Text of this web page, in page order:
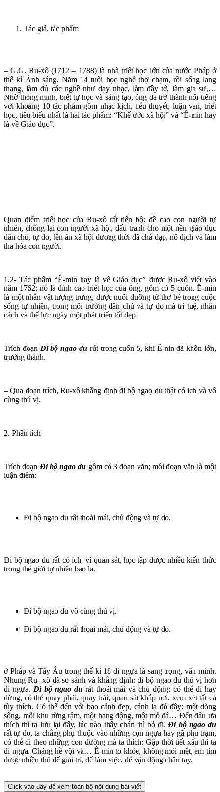
Tác giả, tác phẩm
– G.G. Ru-xô (1712 – 1788) là nhà triết học lớn của nước Pháp ở
thế kỉ Ánh sáng. Năm 14 tuổi học nghề thợ chạm, rồi sống lang
thang, làm đủ các nghề như dạy nhạc, làm đầy tớ, làm gia sư,…
Nhờ thông minh, biết tự học và sáng tạo, ông đã trở thành nổi tiếng
với khoảng 10 tác phẩm gồm nhạc kịch, tiểu thuyết, luận van, triết
học, tiêu biểu nhất là hai tác phẩm: “Khế ước xã hội” và “Ề-min hay
là về Giáo dục”.
Quan điểm triết học của Ru-xô rất tiến bộ: đề cao con người tự
nhiên, chống lại con người xã hội, đấu tranh cho một nền giáo dục
dân chủ, tự do, lên án xã hội đương thời đã chà đạp, nô dịch và làm
tha hóa con người.
1.2- Tác phẩm “Ê-min hay là vê Giáo dục” được Ru-xô viết vào
năm 1762: nó là đỉnh cao triết học của ông, gồm có 5 cuốn. Ê-min
là một nhân vật tượng trưng, được nuôi dưỡng từ thơ bé trong cuộc
sống tự nhiên, trong môi trường dân chủ và tự do mà trí tuệ, nhân
cách và thể lực ngày một phát triển tốt đẹp.
Trích đoạn Đi bộ ngao durút trong cuốn 5, khi Ê-nin đã khôn lớn,
trưởng thành.
– Qua đoạn trích, Ru-xô khẳng định đi bộ ngaọ du thật có ich và vô
cùng thú vị.
2. Phân tích
Trích đoạn Đi bộ ngao du gồm có 3 đoạn văn; mỗi đoạn văn là một
luận điểm:
Đi bộ ngao du rất thoải mái, chủ động và tự do.
Đi bộ ngao du rất có ích, vì quan sát, học tập được nhiều kiến thức
trong thế giới tự nhiên bao la.
Đi bộ ngao du vô cùng thú vị.
Đi bộ ngao du rất thoải mái, chủ động và tự do.
ở Pháp và Tây Âu trong thế kỉ 18 đi ngựa là sang trọng, văn minh.
Nhung Ru- xô đã so sánh và khẳng định: đi bộ ngao du thú vị hơn
đi ngựa. Đi bộ ngao durất thoải mái và chủ động: có thể đi hay
dừng, có thể quay phải, quay trái, quan sát khắp nơi. xem xét tất cả
tùy thích. Có thế đến với bao cảnh đẹp, cảnh lạ đó đây: một dòng
sông, mỗi khu rừng rậm, một hang động, một mỏ đá… Đến đâu ưa
thích thì ta lưu lại đấy, lúc nào thấy chán thì bỏ đi.Đi bộ ngao du
rất tự do, ta chẳng phụ thuộc vào những cọn ngựa hay gã phu trạm,
có thể đi theo những con đường mà ta thích: Gặp thời tiết xấu thì ta
đi ngựa. Chảng hề vội vã… Ê-min to khỏe, không mỏi mệt, em tìm
được nhiều thú để giải trí, dể làm việc, để vận dộng chân tay.
Click vào đây để xem toàn bộ nội dung bài viết